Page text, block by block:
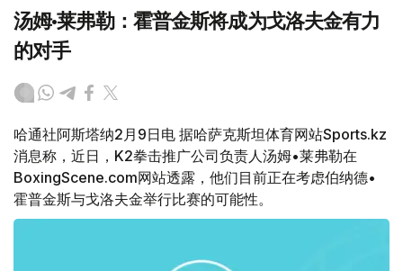
汤姆•莱弗勒：霍普金斯将成为戈洛夫金有力
的对手
哈通社阿斯塔纳2月9日电 据哈萨克斯坦体育网站Sports.kz
消息称，近日，K2拳击推广公司负责人汤姆•莱弗勒在
BoxingScene.com网站透露，他们目前正在考虑伯纳德•
霍普金斯与戈洛夫金举行比赛的可能性。